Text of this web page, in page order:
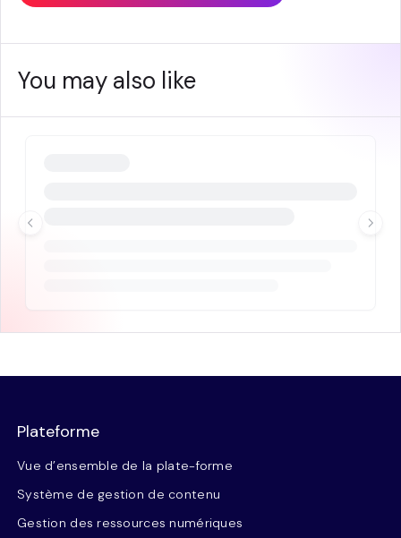
You may also like
Plateforme
Vue d’ensemble de la plate-forme
Système de gestion de contenu
Gestion des ressources numériques